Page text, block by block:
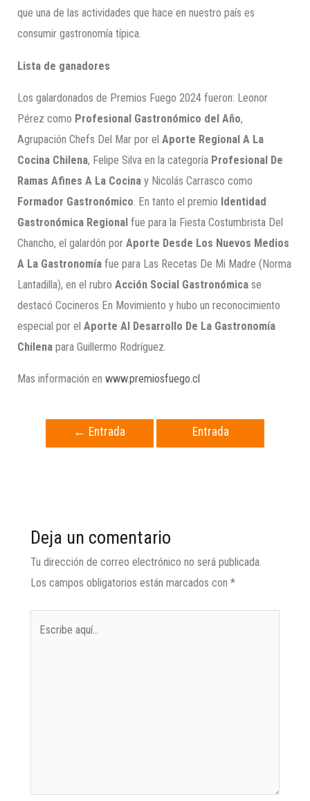
que una de las actividades que hace en nuestro país es
consumir gastronomía típica.
Lista de ganadores
Los galardonados de Premios Fuego 2024 fueron: Leonor
Pérez como Profesional Gastronómico del Año,
Agrupación Chefs Del Mar por elAporte Regional A La
Cocina Chilena, Felipe Silva en la categoría Profesional De
Ramas Afines A La Cocina y Nicolás Carrasco como
Formador Gastronómico. En tanto el premio Identidad
Gastronómica Regional fue para la Fiesta Costumbrista Del
Chancho, el galardón porAporte Desde Los Nuevos Medios
A La Gastronomía fue para Las Recetas De Mi Madre (Norma
Lantadilla), en el rubroAcción Social Gastronómica se
destacó Cocineros En Movimiento y hubo un reconocimiento
especial por elAporte Al Desarrollo De La Gastronomía
Chilena para Guillermo Rodríguez.
Mas información enwww.premiosfuego.cl
← Entrada
Entrada
Deja un comentario
Tu dirección de correo electrónico no será publicada.
Los campos obligatorios están marcados con *